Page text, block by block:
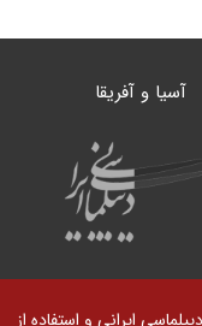
آسیا و آفریقا
ایرانی و استفاده از